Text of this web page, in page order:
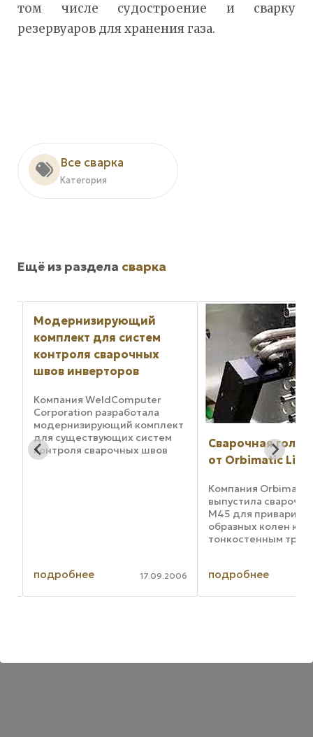
том числе судостроение и сварку
резервуаров для хранения газа.
Все сварка
Категория
Ещё из раздела сварка
Модернизирующий
комплект для систем
контроля сварочных
швов инверторов
Компания WeldComputer
Corporation разработала
модернизирующий комплект
для существующих систем
контроля сварочных швов
инверторов, который
подробнее 17.09.2006
Сварочная
от Orbimatic
Компания Orbimatic
выпустила
М45 для
образных колен к
тонкостенным
Сварочная головка
подробнее